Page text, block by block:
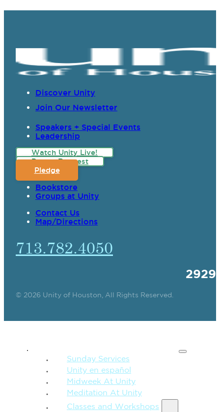
Discover Unity
Join Our Newsletter
Speakers + Special Events
Leadership
Watch Unity Live!
Prayer Request
Pledge
Bookstore
Groups at Unity
Contact Us
Map/Directions
713.782.4050
© 2026 Unity of Houston, All Rights Reserved.
Sunday Services
Unity en español
Midweek At Unity
Meditation At Unity
Classes and Workshops